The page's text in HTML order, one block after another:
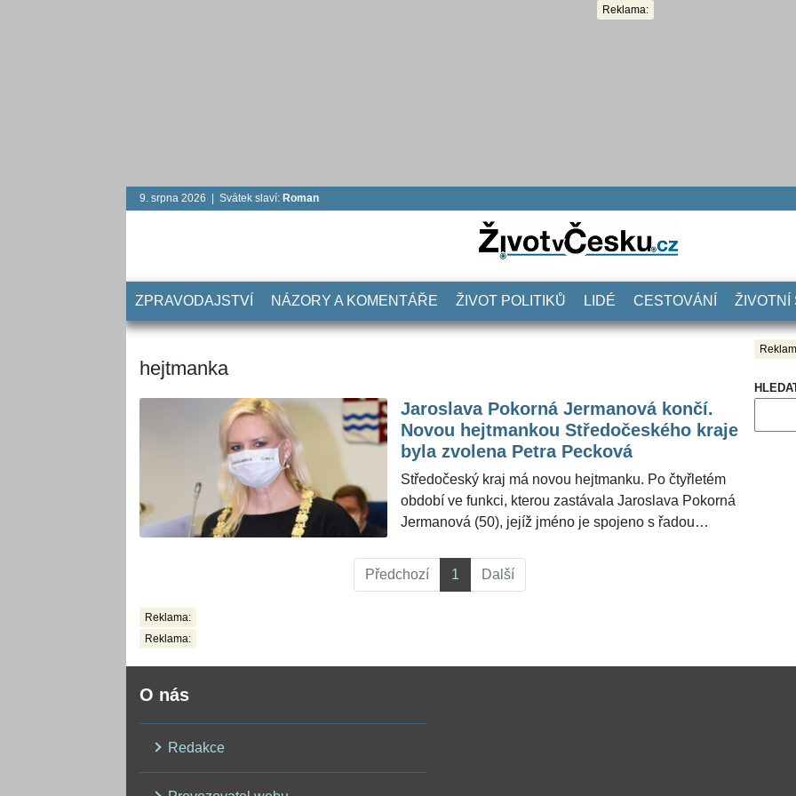
Reklama:
9. srpna 2026 | Svátek slaví: Roman
ZPRAVODAJSTVÍ NÁZORY A KOMENTÁŘE ŽIVOT POLITIKŮ LIDÉ CESTOVÁNÍ ŽIVOTNÍ
hejtmanka
Jaroslava Pokorná Jermanová končí.
Novou hejtmankou Středočeského kraje
byla zvolena Petra Pecková
Středočeský kraj má novou hejtmanku. Po čtyřletém
období ve funkci, kterou zastávala Jaroslava Pokorná
Jermanová (50), jejíž jméno je spojeno s řadou
hnutí Starostové a nezávislí (STAN).
Předchozí 1 Další
Reklama:
Reklama:
O nás
Redakce